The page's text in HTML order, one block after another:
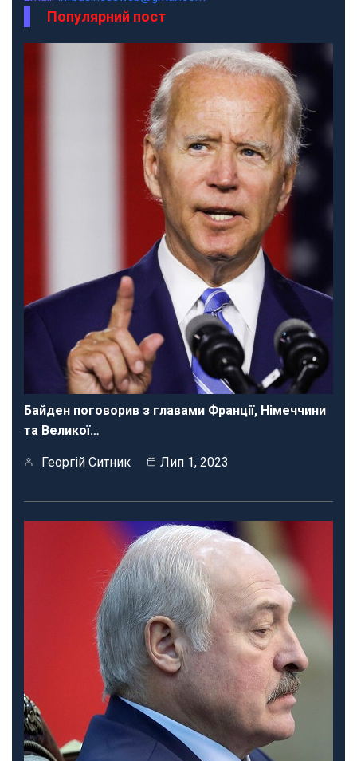
Популярний пост
Байден поговорив з главами Франції, Німеччини
та Великої…
Георгій Ситник Лип 1, 2023